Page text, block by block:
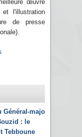
œuvre
l'illustration
de presse
Général-major
: le
Tebboune